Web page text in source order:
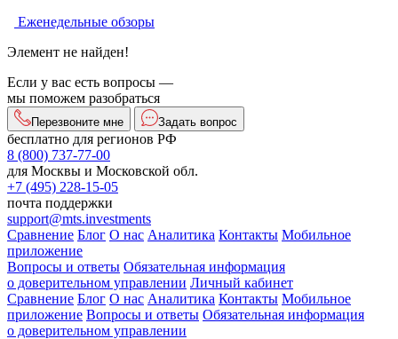
Еженедельные обзоры
Элемент не найден!
Если у вас есть вопросы —
мы поможем разобраться
Перезвоните мне Задать вопрос
бесплатно для регионов РФ
8 (800) 737-77-00
для Москвы и Московской обл.
+7 (495) 228-15-05
почта поддержки
support@mts.investments
Сравнение Блог О нас Аналитика Контакты Мобильное
приложение
Вопросы и ответы Обязательная информация
о доверительном управлении Личный кабинет
Сравнение Блог О нас Аналитика Контакты Мобильное
приложение Вопросы и ответы Обязательная информация
о доверительном управлении